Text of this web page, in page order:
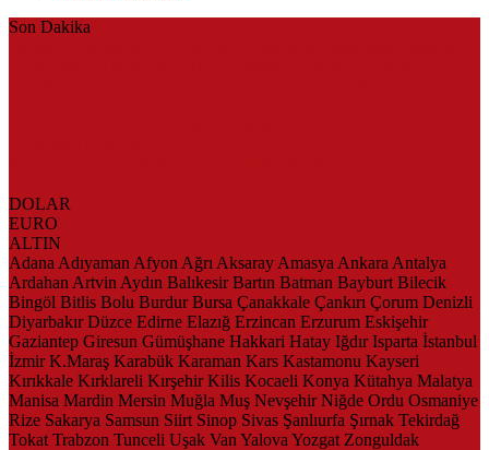
Son Dakika
DOLAR
EURO
ALTIN
Adana Adıyaman Afyon Ağrı Aksaray Amasya Ankara Antalya
Ardahan Artvin Aydın Balıkesir Bartın Batman Bayburt Bilecik
Bingöl Bitlis Bolu Burdur Bursa Çanakkale Çankırı Çorum Denizli
Diyarbakır Düzce Edirne Elazığ Erzincan Erzurum Eskişehir
Gaziantep Giresun Gümüşhane Hakkari Hatay Iğdır Isparta İstanbul
İzmir K.Maraş Karabük Karaman Kars Kastamonu Kayseri
Kırıkkale Kırklareli Kırşehir Kilis Kocaeli Konya Kütahya Malatya
Manisa Mardin Mersin Muğla Muş Nevşehir Niğde Ordu Osmaniye
Rize Sakarya Samsun Siirt Sinop Sivas Şanlıurfa Şırnak Tekirdağ
Tokat Trabzon Tunceli Uşak Van Yalova Yozgat Zonguldak